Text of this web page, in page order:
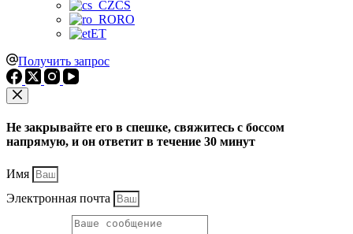
CS
RO
ET
Получить запрос
Не закрывайте его в спешке, свяжитесь с боссом
напрямую, и он ответит в течение 30 минут
Имя
Электронная почта